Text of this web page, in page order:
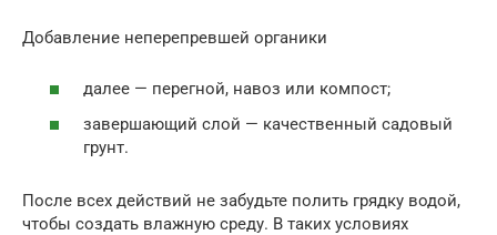
Добавление неперепревшей органики
далее — перегной, навоз или компост;
завершающий слой — качественный садовый
грунт.
После всех действий не забудьте полить грядку водой,
чтобы создать влажную среду. В таких условиях